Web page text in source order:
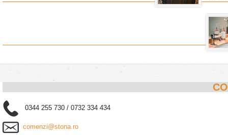
0344 255 730 / 0732 334 434
comenzi@stona.ro